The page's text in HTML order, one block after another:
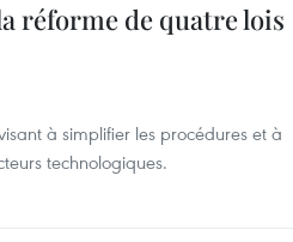
réforme de quatre lois
à simplifier les procédures et à
technologiques.